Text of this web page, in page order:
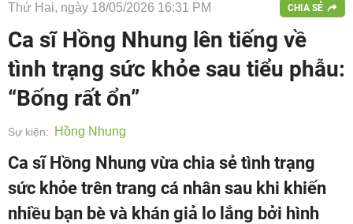
Thứ Hai, ngày 18/05/2026 16:31 PM CHIA SẺ
Ca sĩ Hồng Nhung lên tiếng về
tình trạng sức khỏe sau tiểu phẫu:
“Bống rất ổn”
Sự kiện: Hồng Nhung
Ca sĩ Hồng Nhung vừa chia sẻ tình trạng
sức khỏe trên trang cá nhân sau khi khiến
nhiều bạn bè và khán giả lo lắng bởi hình